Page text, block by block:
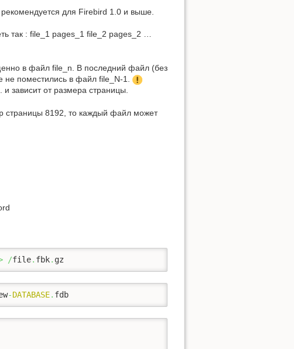
для Firebird 1.0 и выше.
так : file_1 pages_1 file_2 pages_2 …
в файл file_n. В последний файл (без
не поместились в файл file_N-1.
зависит от размера страницы.
страницы 8192, то каждый файл может
/file. fbk. gz
-DATABASE. fdb